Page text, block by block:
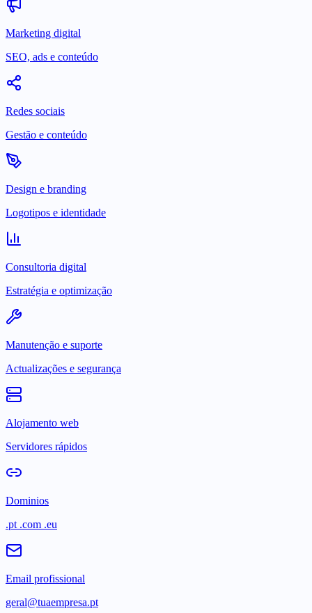
Marketing digital
SEO, ads e conteúdo
Redes sociais
Gestão e conteúdo
Design e branding
Logotipos e identidade
Consultoria digital
Estratégia e optimização
Manutenção e suporte
Actualizações e segurança
Alojamento web
Servidores rápidos
Dominios
.pt .com .eu
Email profissional
geral@tuaempresa.pt